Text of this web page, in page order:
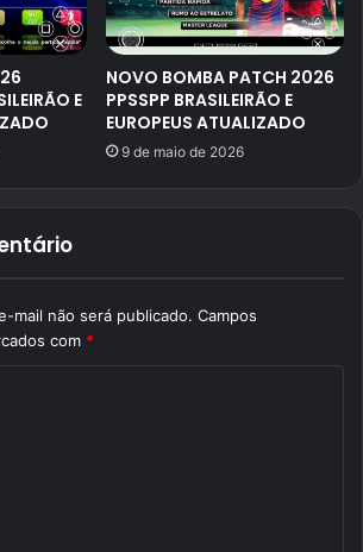
E
NOVO BOMBA PATCH 2026
PPSSPP BRASILEIRÃO E
EUROPEUS ATUALIZADO
9 de maio de 2026
mail não será publicado. Campos
com *